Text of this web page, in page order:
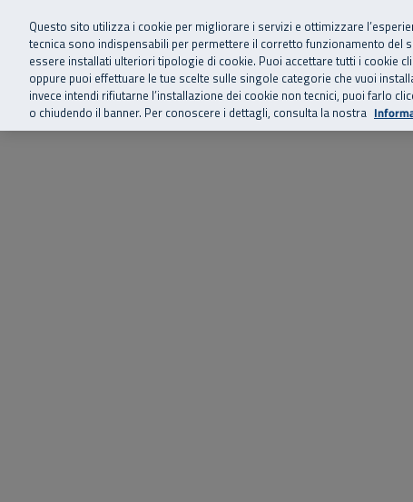
Vai al menu principale
Vai al contenuto principale
Vai al Footer
SuperAbile - il Contact Center Inail per il mondo della disabilità
Home Chi siamo Storie, news
Questo sito utilizza i cookie per migliorare i servizi e ottimizzare
tecnica sono indispensabili per permettere il corretto funzionamento del
essere installati ulteriori tipologie di cookie. Puoi accettare tutti i cookie
oppure puoi effettuare le tue scelte sulle singole categorie che vuoi
invece intendi rifiutarne l’installazione dei cookie non tecnici, puoi farlo
o chiudendo il banner. Per conoscere i dettagli, consulta la nostra